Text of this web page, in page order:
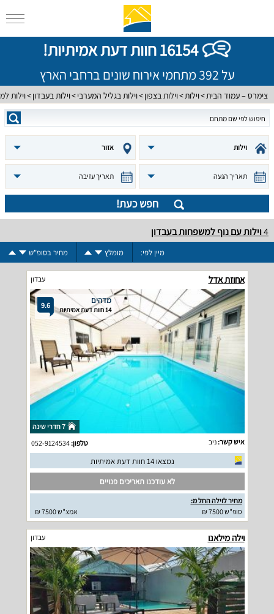
16154 חוות דעת אמיתיות!
על 392 מתחמי אירוח שונים ברחבי הארץ
צימרס – עמוד הבית וילות וילות בצפון וילות בגליל המערבי וילות בעבדון וילות
וילות אזור
תאריך הגעה תאריך עזיבה
חפש כעת!
4וילות עם נוף למשפחות בעבדון
מיין לפי: מומלץ מחיר בסופ"ש
אחוזת אדל עבדון
9.6 מדהים
14 חוות דעת אמיתיות
7 חדרי שינה
איש קשר:ניב טלפון:052-9124534
נמצאו 14 חוות דעת אמיתיות
לא עודכנו תאריכים פנויים
מחיר לוילה החל מ:
סופ"ש 7500 ₪
אמצ"ש 7500 ₪
וילה מילאנו עבדון